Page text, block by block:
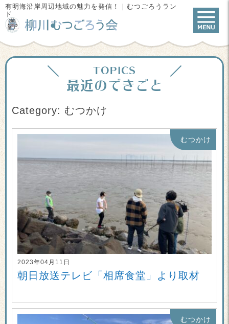
有明海沿岸周辺地域の魅力を発信！｜むつごろうラン
ド
最近のできごと
TOPICS
Category: むつかけ
むつかけ
2023年04月11日
朝日放送テレビ「相席食堂」より取材
むつかけ